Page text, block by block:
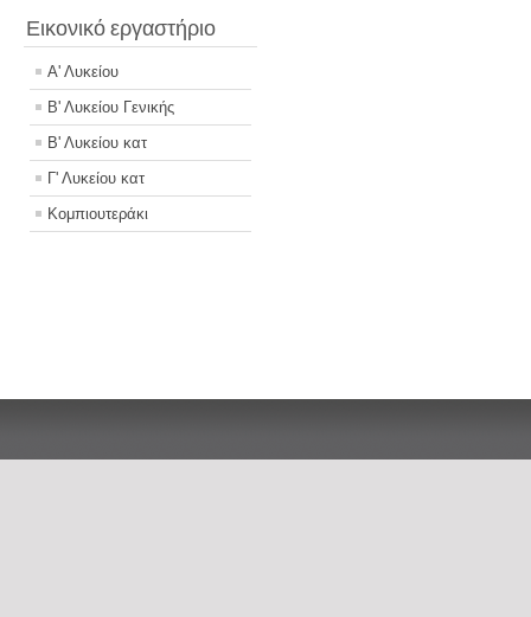
Εικονικό εργαστήριο
Α' Λυκείου
Β' Λυκείου Γενικής
Β' Λυκείου κατ
Γ' Λυκείου κατ
Κομπιουτεράκι